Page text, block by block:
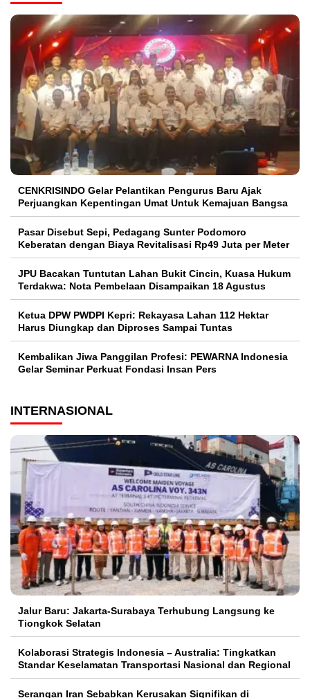
CENKRISINDO Gelar Pelantikan Pengurus Baru Ajak
Perjuangkan Kepentingan Umat Untuk Kemajuan Bangsa
Pasar Disebut Sepi, Pedagang Sunter Podomoro
Keberatan dengan Biaya Revitalisasi Rp49 Juta per Meter
JPU Bacakan Tuntutan Lahan Bukit Cincin, Kuasa Hukum
Terdakwa: Nota Pembelaan Disampaikan 18 Agustus
Ketua DPW PWDPI Kepri: Rekayasa Lahan 112 Hektar
Harus Diungkap dan Diproses Sampai Tuntas
Kembalikan Jiwa Panggilan Profesi: PEWARNA Indonesia
Gelar Seminar Perkuat Fondasi Insan Pers
INTERNASIONAL
Jalur Baru: Jakarta-Surabaya Terhubung Langsung ke
Tiongkok Selatan
Kolaborasi Strategis Indonesia – Australia: Tingkatkan
Standar Keselamatan Transportasi Nasional dan Regional
Serangan Iran Sebabkan Kerusakan Signifikan di